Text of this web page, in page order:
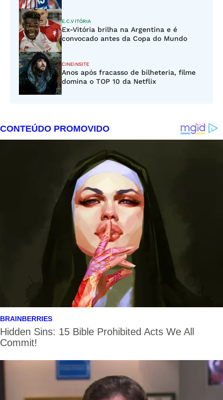
E.C.VITÓRIA
Ex-Vitória brilha na Argentina e é
convocado antes da Copa do Mundo
CINEINSITE
Anos após fracasso de bilheteria, filme
domina o TOP 10 da Netflix